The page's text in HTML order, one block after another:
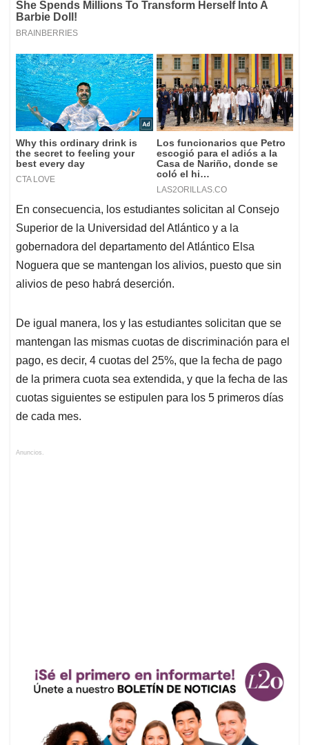
En consecuencia, los estudiantes solicitan al Consejo
Superior de la Universidad del Atlántico y a la
gobernadora del departamento del Atlántico Elsa
Noguera que se mantengan los alivios, puesto que sin
alivios de peso habrá deserción.
De igual manera, los y las estudiantes solicitan que se
mantengan las mismas cuotas de discriminación para el
pago, es decir, 4 cuotas del 25%, que la fecha de pago
de la primera cuota sea extendida, y que la fecha de las
cuotas siguientes se estipulen para los 5 primeros días
de cada mes.
Anuncios.